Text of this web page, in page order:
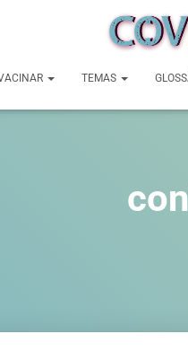
TEMAS